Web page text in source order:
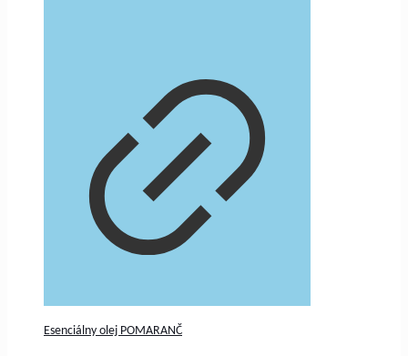
Esenciálny olej POMARANČ